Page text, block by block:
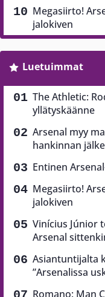
Megasiirto!
jalokiven
Luetuimmat
The Athletic:
yllätyskäänne
Arsenal myy
hankinnan
Entinen
Megasiirto!
jalokiven
Vinícius Júnior
Arsenal
Asiantuntijalta
”Arsenalissa
Romano: Man